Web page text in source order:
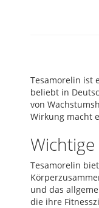
Tesamorelin ist
beliebt in
von
Wirkung macht
Tesamorelin
und das
die ihre